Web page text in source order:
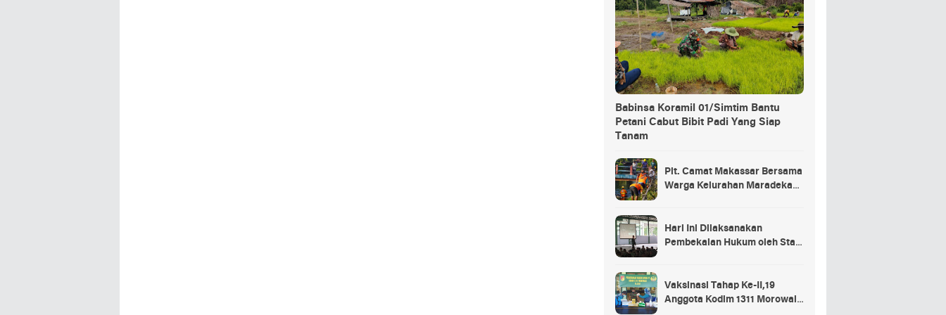
Babinsa Koramil 01/Simtim Bantu
Petani Cabut Bibit Padi Yang Siap
Tanam
Plt. Camat Makassar Bersama
Warga Kelurahan Maradekaya
Hari Ini Dilaksanakan
Pembekalan Hukum oleh Staf
Kostrad
Vaksinasi Tahap Ke-II,19
Anggota Kodim 1311 Morowali